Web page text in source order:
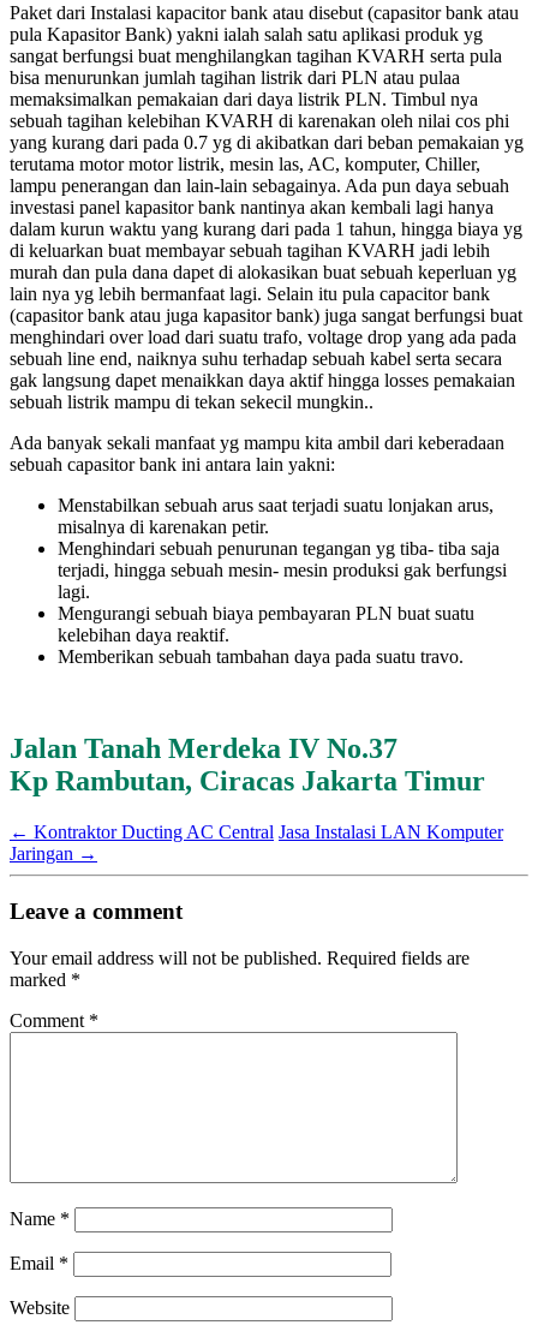
Paket dari Instalasi kapacitor bank atau disebut (capasitor bank atau
pula Kapasitor Bank) yakni ialah salah satu aplikasi produk yg
sangat berfungsi buat menghilangkan tagihan KVARH serta pula
bisa menurunkan jumlah tagihan listrik dari PLN atau pulaa
memaksimalkan pemakaian dari daya listrik PLN. Timbul nya
sebuah tagihan kelebihan KVARH di karenakan oleh nilai cos phi
yang kurang dari pada 0.7 yg di akibatkan dari beban pemakaian yg
terutama motor motor listrik, mesin las, AC, komputer, Chiller,
lampu penerangan dan lain-lain sebagainya. Ada pun daya sebuah
investasi panel kapasitor bank nantinya akan kembali lagi hanya
dalam kurun waktu yang kurang dari pada 1 tahun, hingga biaya yg
di keluarkan buat membayar sebuah tagihan KVARH jadi lebih
murah dan pula dana dapet di alokasikan buat sebuah keperluan yg
lain nya yg lebih bermanfaat lagi. Selain itu pula capacitor bank
(capasitor bank atau juga kapasitor bank) juga sangat berfungsi buat
menghindari over load dari suatu trafo, voltage drop yang ada pada
sebuah line end, naiknya suhu terhadap sebuah kabel serta secara
gak langsung dapet menaikkan daya aktif hingga losses pemakaian
sebuah listrik mampu di tekan sekecil mungkin..
Ada banyak sekali manfaat yg mampu kita ambil dari keberadaan
sebuah capasitor bank ini antara lain yakni:
Menstabilkan sebuah arus saat terjadi suatu lonjakan arus,
misalnya di karenakan petir.
Menghindari sebuah penurunan tegangan yg tiba- tiba saja
terjadi, hingga sebuah mesin- mesin produksi gak berfungsi
lagi.
Mengurangi sebuah biaya pembayaran PLN buat suatu
kelebihan daya reaktif.
Memberikan sebuah tambahan daya pada suatu travo.
Jalan Tanah Merdeka IV No.37
Kp Rambutan, Ciracas Jakarta Timur
← Kontraktor Ducting AC Central Jasa Instalasi LAN Komputer
Jaringan →
Leave a comment
Your email address will not be published. Required fields are
marked *
Comment *
Name *
Email *
Website